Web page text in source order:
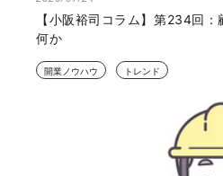
【小阪裕司コラム】第234回
何か
開業ノウハウ トレンド